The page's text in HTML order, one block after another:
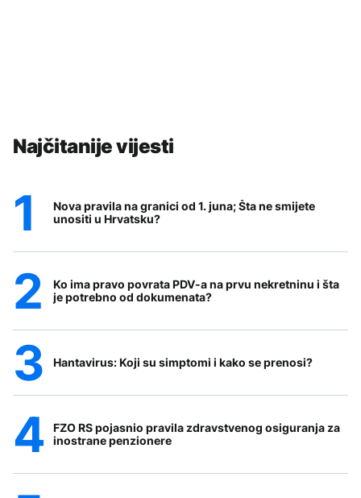
Najčitanije vijesti
Nova pravila na granici od 1. juna; Šta ne smijete
unositi u Hrvatsku?
Ko ima pravo povrata PDV-a na prvu nekretninu i šta
je potrebno od dokumenata?
Hantavirus: Koji su simptomi i kako se prenosi?
FZO RS pojasnio pravila zdravstvenog osiguranja za
inostrane penzionere